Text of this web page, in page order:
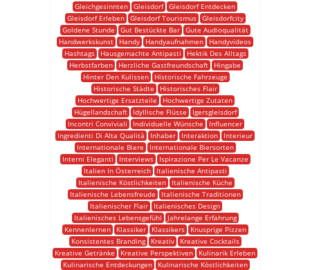
Gleichgesinnten Gleisdorf Gleisdorf Entdecken
Gleisdorf Erleben
Gleisdorf Tourismus
Gleisdorfcity
Goldene Stunde
Gut Bestückte Bar
Gute Audioqualität
Handwerkskunst
Handy Handyaufnahmen
Handyvideos
Hashtags
Hausgemachte Antipasti
Hektik Des Alltags
Herbstfarben
Herzliche Gastfreundschaft
Hingabe
Hinter Den Kulissen
Historische Fahrzeuge
Historische Städte
Historisches Flair
Hochwertige Ersatzteile
Hochwertige Zutaten
Hügellandschaft
Idyllische Flüsse
Igersgleisdorf
Incontri Conviviali
Individuelle Wünsche
Influencer
Ingredienti Di Alta Qualità
Inhaber Interaktion
Interieur
Internationale Biere
Internationale Biersorten
Interni Eleganti
Interviews
Ispirazione Per Le Vacanze
Italien In Österreich
Italienische Antipasti
Italienische Köstlichkeiten
Italienische Küche
Italienische Lebensfreude
Italienische Traditionen
Italienischer Flair
Italienisches Design
Italienisches Lebensgefühl
Jahrelange Erfahrung
Kennenlernen
Klassiker Klassikers
Knusprige Pizzen
Konsistentes Branding
Kreativ
Kreative Cocktails
Kreative Getränke
Kreative Perspektiven
Kulinarik Erleben
Kulinarische Entdeckungen
Kulinarische Köstlichkeiten